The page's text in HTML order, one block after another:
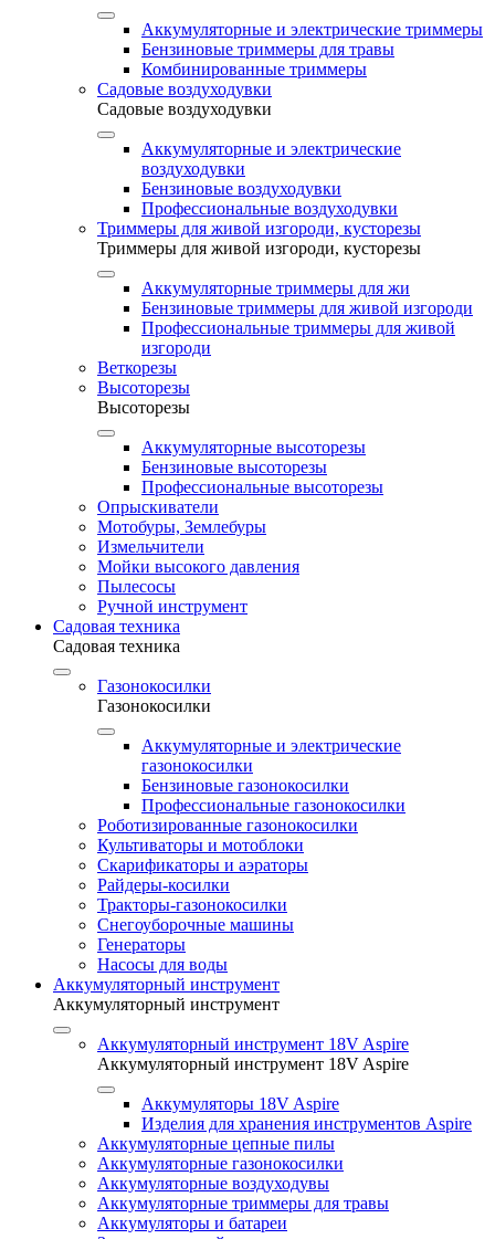
Аккумуляторные и электрические триммеры
Бензиновые триммеры для травы
Комбинированные триммеры
Садовые воздуходувки
Садовые воздуходувки
Аккумуляторные и электрические
воздуходувки
Бензиновые воздуходувки
Профессиональные воздуходувки
Триммеры для живой изгороди, кусторезы
Триммеры для живой изгороди, кусторезы
Аккумуляторные триммеры для жи
Бензиновые триммеры для живой изгороди
Профессиональные триммеры для живой
изгороди
Веткорезы
Высоторезы
Высоторезы
Аккумуляторные высоторезы
Бензиновые высоторезы
Профессиональные высоторезы
Опрыскиватели
Мотобуры, Землебуры
Измельчители
Мойки высокого давления
Пылесосы
Ручной инструмент
Садовая техника
Садовая техника
Газонокосилки
Газонокосилки
Аккумуляторные и электрические
газонокосилки
Бензиновые газонокосилки
Профессиональные газонокосилки
Роботизированные газонокосилки
Культиваторы и мотоблоки
Скарификаторы и аэраторы
Райдеры-косилки
Тракторы-газонокосилки
Снегоуборочные машины
Генераторы
Насосы для воды
Аккумуляторный инструмент
Аккумуляторный инструмент
Аккумуляторный инструмент 18V Aspire
Аккумуляторный инструмент 18V Aspire
Аккумуляторы 18V Aspire
Изделия для хранения инструментов Aspire
Аккумуляторные цепные пилы
Аккумуляторные газонокосилки
Аккумуляторные воздуходувы
Аккумуляторные триммеры для травы
Аккумуляторы и батареи